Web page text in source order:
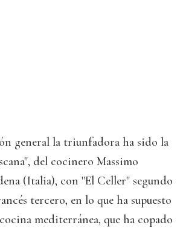
general la triunfadora ha sido la
del cocinero Massimo
(Italia), con "El Celler" segundo
tercero, en lo que ha supuesto
mediterránea, que ha copado